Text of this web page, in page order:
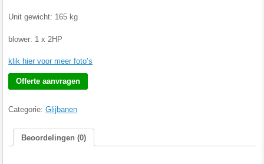
Unit gewicht: 165 kg
blower: 1 x 2HP
klik hier voor meer foto’s
Offerte aanvragen
Categorie:Glijbanen
Beoordelingen (0)